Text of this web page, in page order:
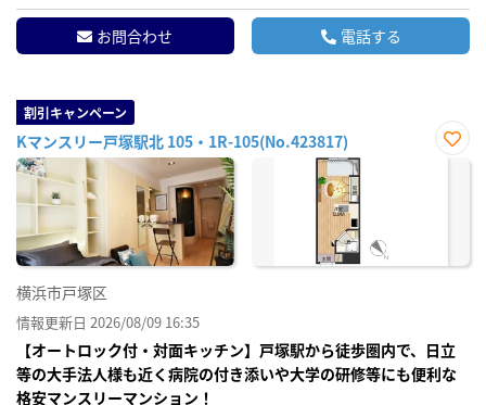
お問合わせ 電話する
割引キャンペーン
Kマンスリー戸塚駅北 105・1R-105(No.423817)
お気
横浜市戸塚区
情報更新日 2026/08/09 16:35
【オートロック付・対面キッチン】戸塚駅から徒歩圏内で、日立
等の大手法人様も近く病院の付き添いや大学の研修等にも便利な
格安マンスリーマンション！